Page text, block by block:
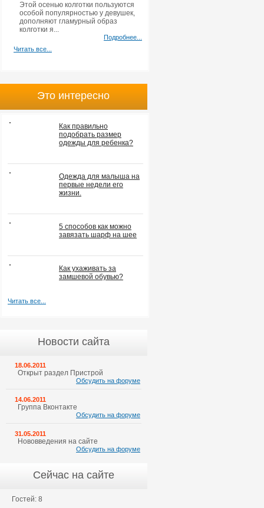
Этой осенью колготки пользуются
особой популярностью у девушек,
дополняют гламурный образ
колготки я...
Подробнее...
Читать все...
Это интересно
Как правильно
подобрать размер
одежды для ребенка?
Одежда для малыша на
первые недели его
жизни.
5 способов как можно
завязать шарф на шее
Как ухаживать за
замшевой обувью?
Читать все...
Новости сайта
18.06.2011
Открыт раздел Пристрой
Обсудить на форуме
14.06.2011
Группа Вконтакте
Обсудить на форуме
31.05.2011
Нововведения на сайте
Обсудить на форуме
Сейчас на сайте
Гостей: 8